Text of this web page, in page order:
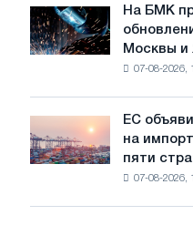
целей
обезуглероживания
июле
На
БМК
произвели
трамвайных
путей
Москвы
Ярославля
На БМК
Москвы и
07-08-2026,
объявил
окончательные
ЕС
на
пяти
07-08-2026,